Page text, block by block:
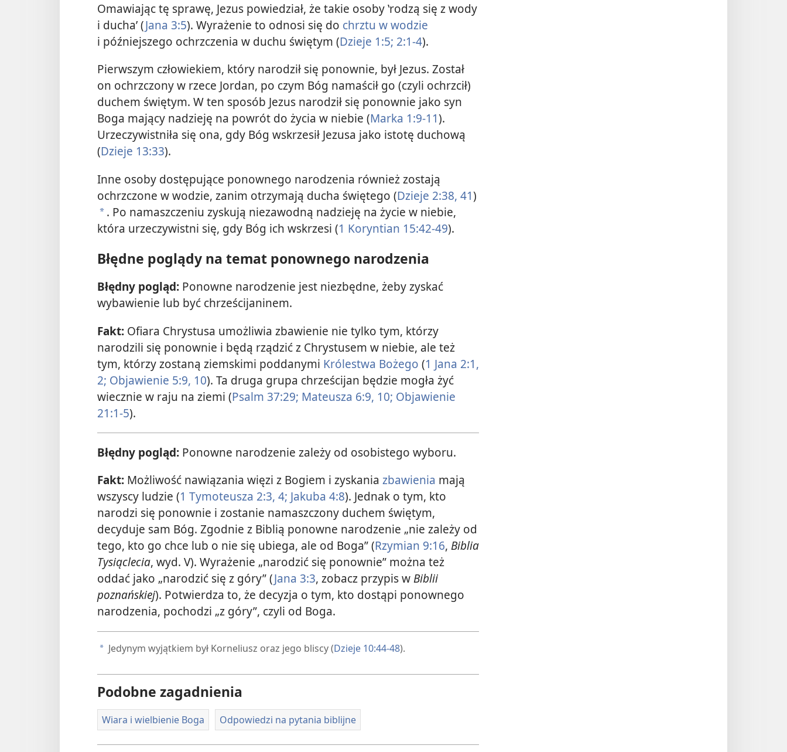
Omawiając tę sprawę, Jezus powiedział, że takie osoby ʽrodzą się z wody
i ducha’ (Jana 3:5). Wyrażenie to odnosi się do chrztu w wodzie
i późniejszego ochrzczenia w duchu świętym (Dzieje 1:5; 2:1-4).
Pierwszym człowiekiem, który narodził się ponownie, był Jezus. Został
on ochrzczony w rzece Jordan, po czym Bóg namaścił go (czyli ochrzcił)
duchem świętym. W ten sposób Jezus narodził się ponownie jako syn
Boga mający nadzieję na powrót do życia w niebie (Marka 1:9-11).
Urzeczywistniła się ona, gdy Bóg wskrzesił Jezusa jako istotę duchową
(Dzieje 13:33).
Inne osoby dostępujące ponownego narodzenia również zostają
ochrzczone w wodzie, zanim otrzymają ducha świętego (Dzieje 2:38, 41)
a . Po namaszczeniu zyskują niezawodną nadzieję na życie w niebie,
która urzeczywistni się, gdy Bóg ich wskrzesi (1 Koryntian 15:42-49).
Błędne poglądy na temat ponownego narodzenia
Błędny pogląd: Ponowne narodzenie jest niezbędne, żeby zyskać
wybawienie lub być chrześcijaninem.
Fakt: Ofiara Chrystusa umożliwia zbawienie nie tylko tym, którzy
narodzili się ponownie i będą rządzić z Chrystusem w niebie, ale też
tym, którzy zostaną ziemskimi poddanymi Królestwa Bożego (1 Jana 2:1,
2; Objawienie 5:9, 10). Ta druga grupa chrześcijan będzie mogła żyć
wiecznie w raju na ziemi (Psalm 37:29; Mateusza 6:9, 10; Objawienie
21:1-5).
Błędny pogląd: Ponowne narodzenie zależy od osobistego wyboru.
Fakt: Możliwość nawiązania więzi z Bogiem i zyskania zbawienia mają
wszyscy ludzie (1 Tymoteusza 2:3, 4; Jakuba 4:8). Jednak o tym, kto
narodzi się ponownie i zostanie namaszczony duchem świętym,
decyduje sam Bóg. Zgodnie z Biblią ponowne narodzenie „nie zależy od
tego, kto go chce lub o nie się ubiega, ale od Boga” ​(Rzymian 9:16, Biblia
Tysiąclecia, wyd. V). Wyrażenie „narodzić się ponownie” można też
oddać jako „narodzić się z góry” ​(Jana 3:3, zobacz przypis wBiblii
poznańskiej). Potwierdza to, że decyzja o tym, kto dostąpi ponownego
narodzenia, pochodzi „z góry”, czyli od Boga.
a Jedynym wyjątkiem był Korneliusz oraz jego bliscy (Dzieje 10:44-48).
Podobne zagadnienia
Wiara i wielbienie Boga Odpowiedzi na pytania biblijne